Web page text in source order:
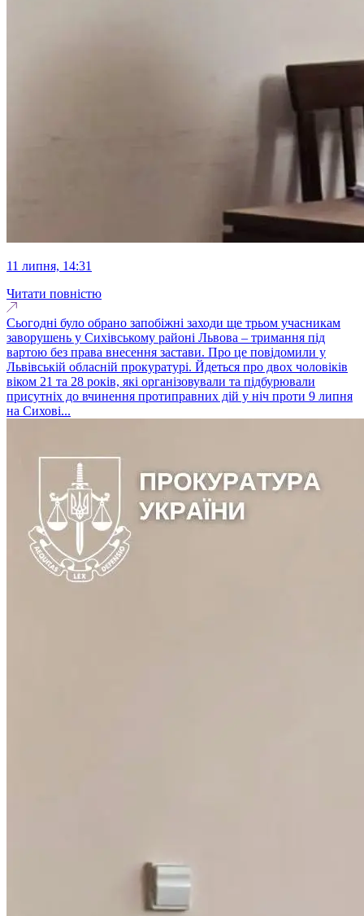
11 липня, 14:31
Читати повністю
Сьогодні було обрано запобіжні заходи ще трьом учасникам
заворушень у Сихівському районі Львова – тримання під
вартою без права внесення застави. Про це повідомили у
Львівській обласній прокуратурі. Йдеться про двох чоловіків
віком 21 та 28 років, які організовували та підбурювали
присутніх до вчинення протиправних дій у ніч проти 9 липня
на Сихові...